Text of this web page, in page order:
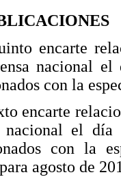
encarte
nacional
con la
encarte
nacional el
con la
agosto de